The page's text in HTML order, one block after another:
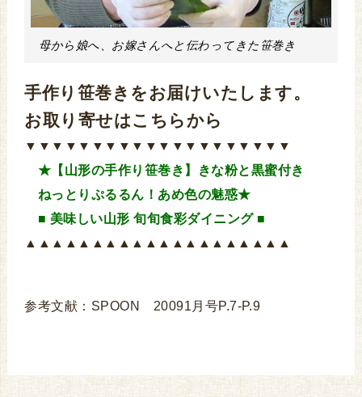
母から娘へ、お嫁さんへと伝わってきた笹巻き
手作り笹巻きをお届けいたします。
お取り寄せはこちらから
▼▼▼▼▼▼▼▼▼▼▼▼▼▼▼▼▼▼▼▼
★【山形の手作り笹巻き】きな粉と黒蜜付き
ねっとりぷるるん！あめ色の魅惑★
■ 美味しい山形 旬旬食彩ダイニング ■
▲▲▲▲▲▲▲▲▲▲▲▲▲▲▲▲▲▲▲▲
参考文献：SPOON 20091月号P.7-P.9